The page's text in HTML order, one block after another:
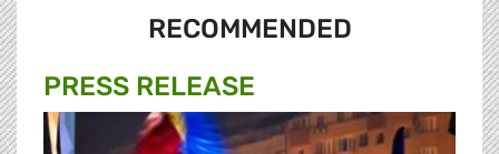
RECOMMENDED
PRESS RELEASE